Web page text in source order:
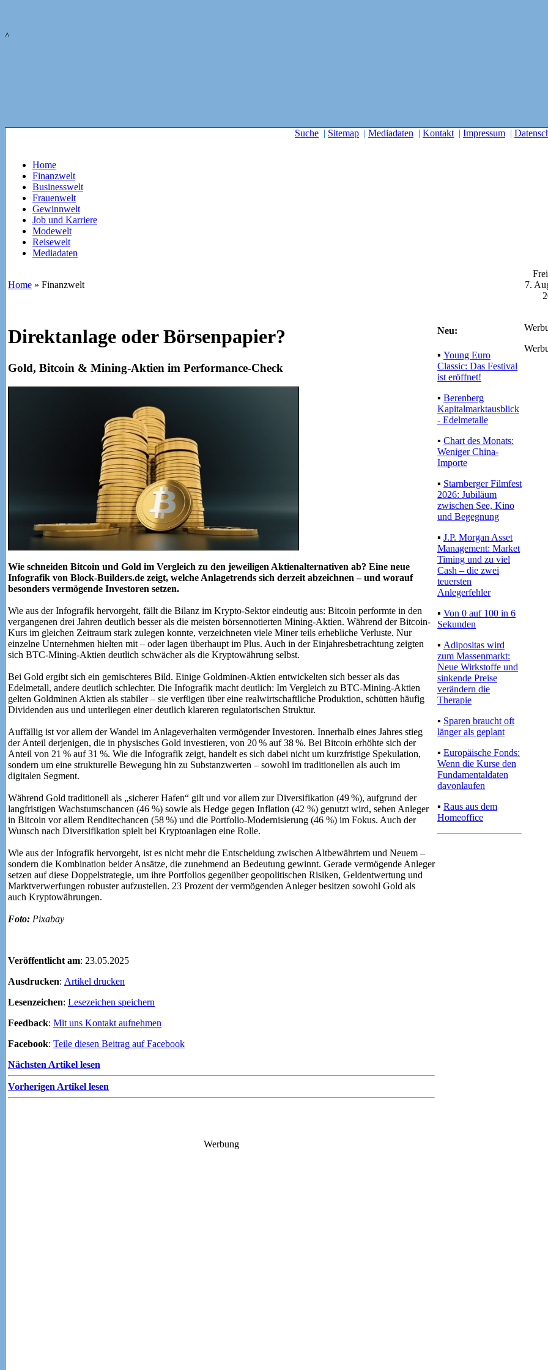
^
Suche | Sitemap | Mediadaten | Kontakt | Impressum |
Home
Finanzwelt
Businesswelt
Frauenwelt
Gewinnwelt
Job und Karriere
Modewelt
Reisewelt
Mediadaten
Home » Finanzwelt
7.
Direktanlage oder Börsenpapier?
Gold, Bitcoin & Mining-Aktien im Performance-Check
Wie schneiden Bitcoin und Gold im Vergleich zu den jeweiligen Aktienalternativen ab? Eine neue
Infografik von Block-Builders.de zeigt, welche Anlagetrends sich derzeit abzeichnen – und worauf
besonders vermögende Investoren setzen.
Wie aus der Infografik hervorgeht, fällt die Bilanz im Krypto-Sektor eindeutig aus: Bitcoin performte in den
vergangenen drei Jahren deutlich besser als die meisten börsennotierten Mining-Aktien. Während der Bitcoin-
Kurs im gleichen Zeitraum stark zulegen konnte, verzeichneten viele Miner teils erhebliche Verluste. Nur
einzelne Unternehmen hielten mit – oder lagen überhaupt im Plus. Auch in der Einjahresbetrachtung zeigten
sich BTC-Mining-Aktien deutlich schwächer als die Kryptowährung selbst.
Bei Gold ergibt sich ein gemischteres Bild. Einige Goldminen-Aktien entwickelten sich besser als das
Edelmetall, andere deutlich schlechter. Die Infografik macht deutlich: Im Vergleich zu BTC-Mining-Aktien
gelten Goldminen Aktien als stabiler – sie verfügen über eine realwirtschaftliche Produktion, schütten häufig
Dividenden aus und unterliegen einer deutlich klareren regulatorischen Struktur.
Auffällig ist vor allem der Wandel im Anlageverhalten vermögender Investoren. Innerhalb eines Jahres stieg
der Anteil derjenigen, die in physisches Gold investieren, von 20 % auf 38 %. Bei Bitcoin erhöhte sich der
Anteil von 21 % auf 31 %. Wie die Infografik zeigt, handelt es sich dabei nicht um kurzfristige Spekulation,
sondern um eine strukturelle Bewegung hin zu Substanzwerten – sowohl im traditionellen als auch im
digitalen Segment.
Während Gold traditionell als „sicherer Hafen“ gilt und vor allem zur Diversifikation (49 %), aufgrund der
langfristigen Wachstumschancen (46 %) sowie als Hedge gegen Inflation (42 %) genutzt wird, sehen Anleger
in Bitcoin vor allem Renditechancen (58 %) und die Portfolio-Modernisierung (46 %) im Fokus. Auch der
Wunsch nach Diversifikation spielt bei Kryptoanlagen eine Rolle.
Wie aus der Infografik hervorgeht, ist es nicht mehr die Entscheidung zwischen Altbewährtem und Neuem –
sondern die Kombination beider Ansätze, die zunehmend an Bedeutung gewinnt. Gerade vermögende Anleger
setzen auf diese Doppelstrategie, um ihre Portfolios gegenüber geopolitischen Risiken, Geldentwertung und
Marktverwerfungen robuster aufzustellen. 23 Prozent der vermögenden Anleger besitzen sowohl Gold als
auch Kryptowährungen.
Foto: Pixabay
Veröffentlicht am: 23.05.2025
Ausdrucken: Artikel drucken
Lesenzeichen: Lesezeichen speichern
Feedback: Mit uns Kontakt aufnehmen
Facebook: Teile diesen Beitrag auf Facebook
Nächsten Artikel lesen
Vorherigen Artikel lesen
Neu:
▪ Young Euro
Classic: Das Festival
ist eröffnet!
▪ Berenberg
Kapitalmarktausblick
- Edelmetalle
▪ Chart des Monats:
Weniger China-
Importe
▪ Starnberger Filmfest
2026: Jubiläum
zwischen See, Kino
und Begegnung
▪ J.P. Morgan Asset
Management: Market
Timing und zu viel
Cash – die zwei
teuersten
Anlegerfehler
▪ Von 0 auf 100 in 6
Sekunden
▪ Adipositas wird
zum Massenmarkt:
Neue Wirkstoffe und
sinkende Preise
verändern die
Therapie
▪ Sparen braucht oft
länger als geplant
▪ Europäische Fonds:
Wenn die Kurse den
Fundamentaldaten
davonlaufen
▪ Raus aus dem
Homeoffice
Werbung